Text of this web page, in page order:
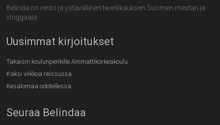
Belinda on rento ja ystävällinen twerkkauksen Suomen mestari ja
vloggaaja.
Uusimmat kirjoitukset
Takaisin koulunpenkille Ammattikorkeakoulu
Kaksi viikkoa reissussa
Kesälomaa odotellessa
Seuraa Belindaa